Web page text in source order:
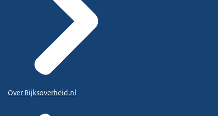
Over Rijksoverheid.nl